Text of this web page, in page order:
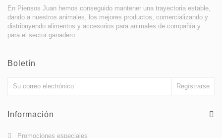
En Piensos Juan hemos conseguido mantener una trayectoria estable,
dando a nuestros animales, los mejores productos, comercializando y
distribuyendo alimentos y accesorios para animales de compañía y
para el sector ganadero.
Boletín
Información
Promociones especiales